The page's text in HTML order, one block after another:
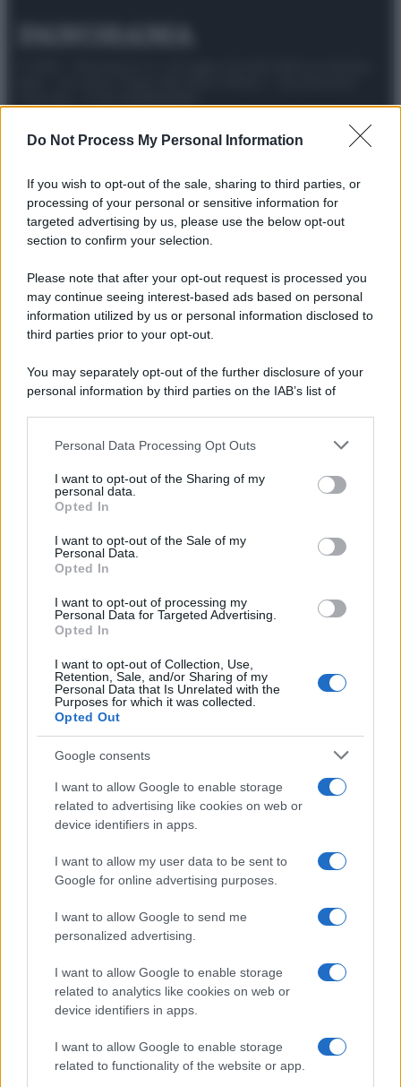
Do Not Process My Personal Information
If you wish to opt-out of the sale, sharing to third parties, or
processing of your personal or sensitive information for
targeted advertising by us, please use the below opt-out
section to confirm your selection.
Please note that after your opt-out request is processed you
may continue seeing interest-based ads based on personal
information utilized by us or personal information disclosed to
third parties prior to your opt-out.
You may separately opt-out of the further disclosure of your
personal information by third parties on the IAB’s list of
This information may also be disclosed by us to third parties
disclose it to other third parties.
Please note that this website/app uses one or more Google
services and may gather and store information including but
not limited to your visit or usage behaviour. You may click to
grant or deny consent to Google and its third-party tags to
consent section.
Personal Data Processing Opt Outs
I want to opt-out of the Sharing of my
personal data.
Opted In
I want to opt-out of the Sale of my
Personal Data.
Opted In
I want to opt-out of processing my
Personal Data for Targeted Advertising.
Opted In
I want to opt-out of Collection, Use,
Retention, Sale, and/or Sharing of my
Personal Data that Is Unrelated with the
Purposes for which it was collected.
Opted Out
Google consents
I want to allow Google to enable storage
related to advertising like cookies on web or
device identifiers in apps.
I want to allow my user data to be sent to
Google for online advertising purposes.
I want to allow Google to send me
personalized advertising.
I want to allow Google to enable storage
related to analytics like cookies on web or
device identifiers in apps.
I want to allow Google to enable storage
related to functionality of the website or app.
Preferenze PrivacyPrivacy PolicyCookie PolicyNote legali